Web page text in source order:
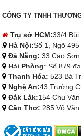
CÔNG TY TNHH
Trụ sở HCM:33/4 Bùi
Hà Nội:Số 1, Ngõ
Đà Nẵng: 33 Cao
Hải Phòng: Số 879
Thanh Hóa: 523 Bà
Nghệ An:43 Trường
Đắk Lắk:154 Chu
Cần Thơ: 285 Võ